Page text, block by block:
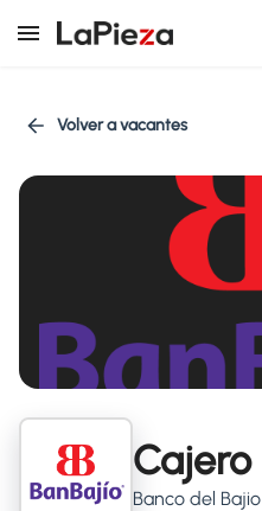
Volver a vacantes
Cajero
Banco del Bajio